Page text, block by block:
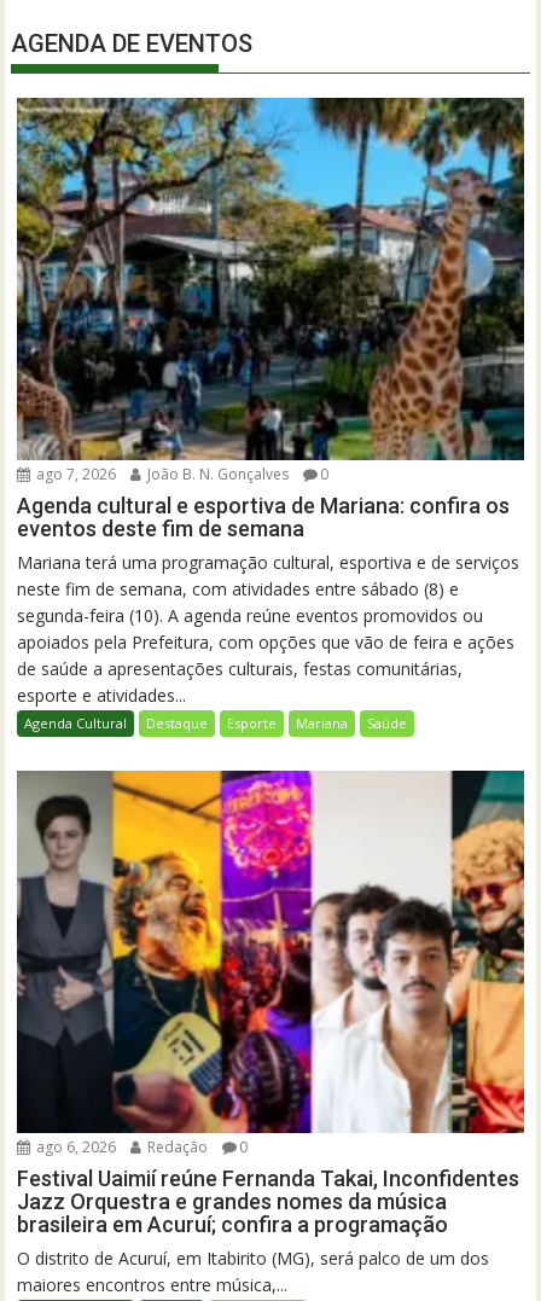
AGENDA DE EVENTOS
ago 7, 2026 João B. N. Gonçalves 0
Agenda cultural e esportiva de Mariana: confira os
eventos deste fim de semana
Mariana terá uma programação cultural, esportiva e de serviços
neste fim de semana, com atividades entre sábado (8) e
segunda-feira (10). A agenda reúne eventos promovidos ou
apoiados pela Prefeitura, com opções que vão de feira e ações
de saúde a apresentações culturais, festas comunitárias,
esporte e atividades...
Agenda Cultural Destaque Esporte Mariana Saúde
ago 6, 2026 Redação 0
Festival Uaimií reúne Fernanda Takai, Inconfidentes
Jazz Orquestra e grandes nomes da música
brasileira em Acuruí; confira a programação
O distrito de Acuruí, em Itabirito (MG), será palco de um dos
maiores encontros entre música,...